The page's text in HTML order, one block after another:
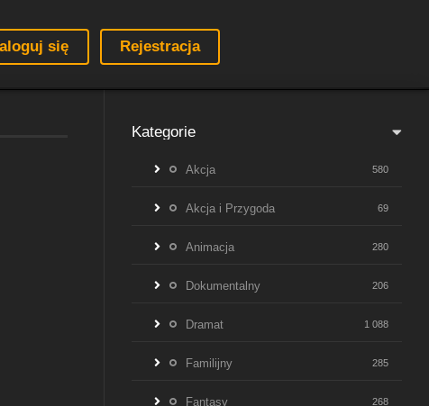
się Rejestracja
Kategorie
Akcja 580
Akcja i Przygoda 69
Animacja 280
Dokumentalny 206
Dramat 1 088
Familijny 285
Fantasy 268